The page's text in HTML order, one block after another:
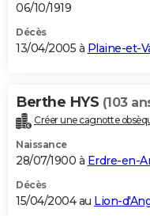
06/10/1919
Décès
13/04/2005 à Plaine-et-
Berthe HYS (103
Créer une cagnotte
Naissance
28/07/1900 à Erdre-en-
Décès
15/04/2004 au Lion-